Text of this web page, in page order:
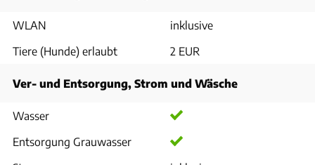
WLAN
inklusive
Tiere (Hunde) erlaubt
2 EUR
Ver- und Entsorgung, Strom und Wäsche
Wasser
Entsorgung Grauwasser